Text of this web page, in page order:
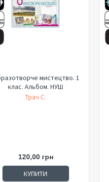
мистецтво. 1
клас. Альбом. НУШ
Трач С.
120,00 грн
КУПИТИ